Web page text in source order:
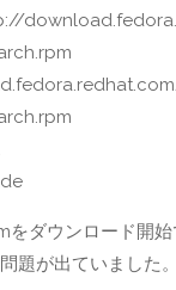
をダウンロード開
題が出ていました。